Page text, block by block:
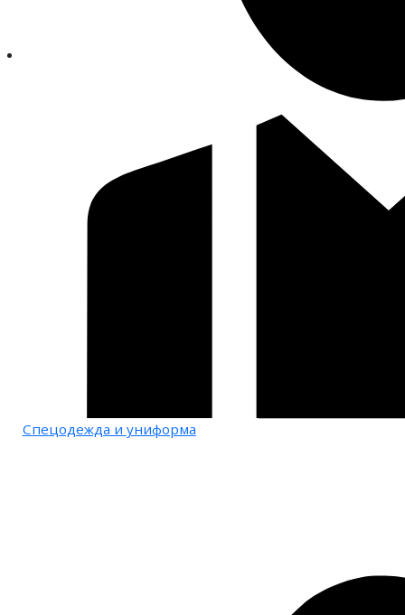
Спецодежда и униформа